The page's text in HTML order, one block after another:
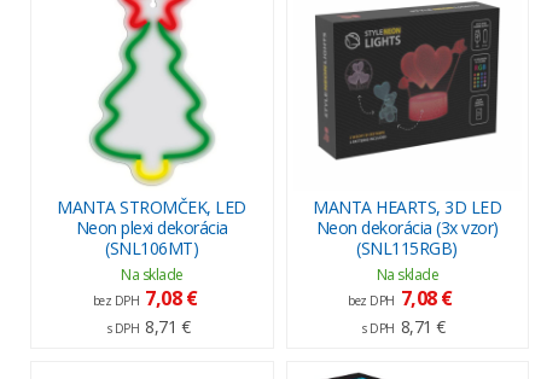
MANTA STROMČEK, LED
Neon plexi dekorácia
(SNL106MT)
Na sklade
bez DPH 7,08 €
s DPH 8,71 €
MANTA HEARTS, 3D LED
Neon dekorácia (3x vzor)
(SNL115RGB)
Na sklade
bez DPH 7,08 €
s DPH 8,71 €